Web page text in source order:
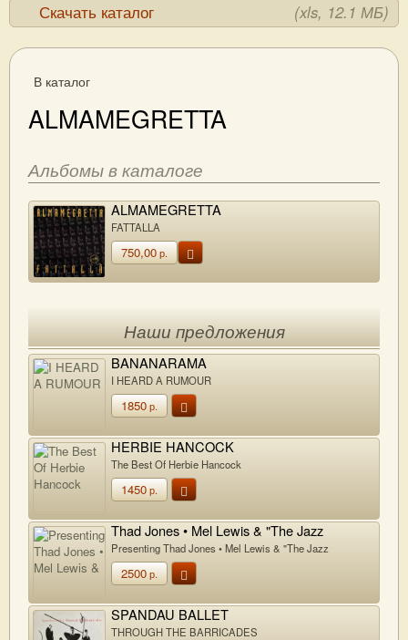
Скачать каталог (xls, 12.1 МБ)
В каталог
ALMAMEGRETTA
Альбомы в каталоге
ALMAMEGRETTA
FATTALLA
750,00р.
Наши предложения
BANANARAMA
I HEARD A RUMOUR
1850р.
HERBIE HANCOCK
The Best Of Herbie Hancock
1450р.
Thad Jones • Mel Lewis & "The Jazz
Orchestra"
Presenting Thad Jones • Mel Lewis & "The Jazz
Orchestra"
2500р.
SPANDAU BALLET
THROUGH THE BARRICADES